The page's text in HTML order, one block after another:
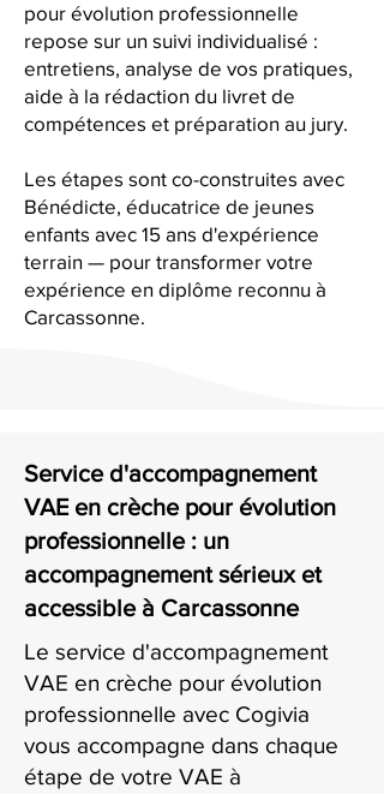
pour évolution professionnelle
repose sur un suivi individualisé :
entretiens, analyse de vos pratiques,
aide à la rédaction du livret de
compétences et préparation au jury.
Les étapes sont co-construites avec
Bénédicte, éducatrice de jeunes
enfants avec 15 ans d'expérience
terrain — pour transformer votre
expérience en diplôme reconnu à
Carcassonne.
Service d'accompagnement
VAE en crèche pour évolution
professionnelle : un
accompagnement sérieux et
accessible à Carcassonne
Le service d'accompagnement
VAE en crèche pour évolution
professionnelle avec Cogivia
vous accompagne dans chaque
étape de votre VAE à